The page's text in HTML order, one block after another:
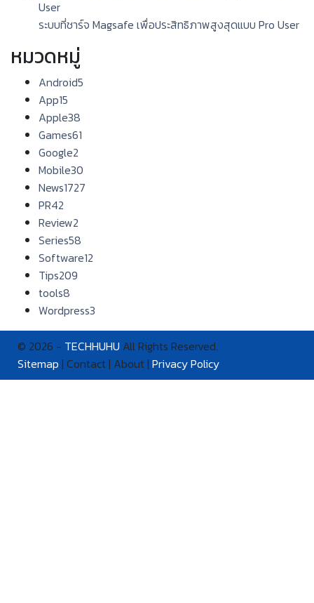
ระบบที่ชาร์จ Magsafe เพื่อประสิทธิภาพสูงสุดแบบ Pro User
หมวดหมู่
Android5
App15
Apple38
Games61
Google2
Mobile30
News1727
PR42
Review2
Series58
Software12
Tips209
tools8
Wordpress3
© 2026 - TECHHUHU All Rights Reserved.
Sitemap | Contact | About | Privacy Policy